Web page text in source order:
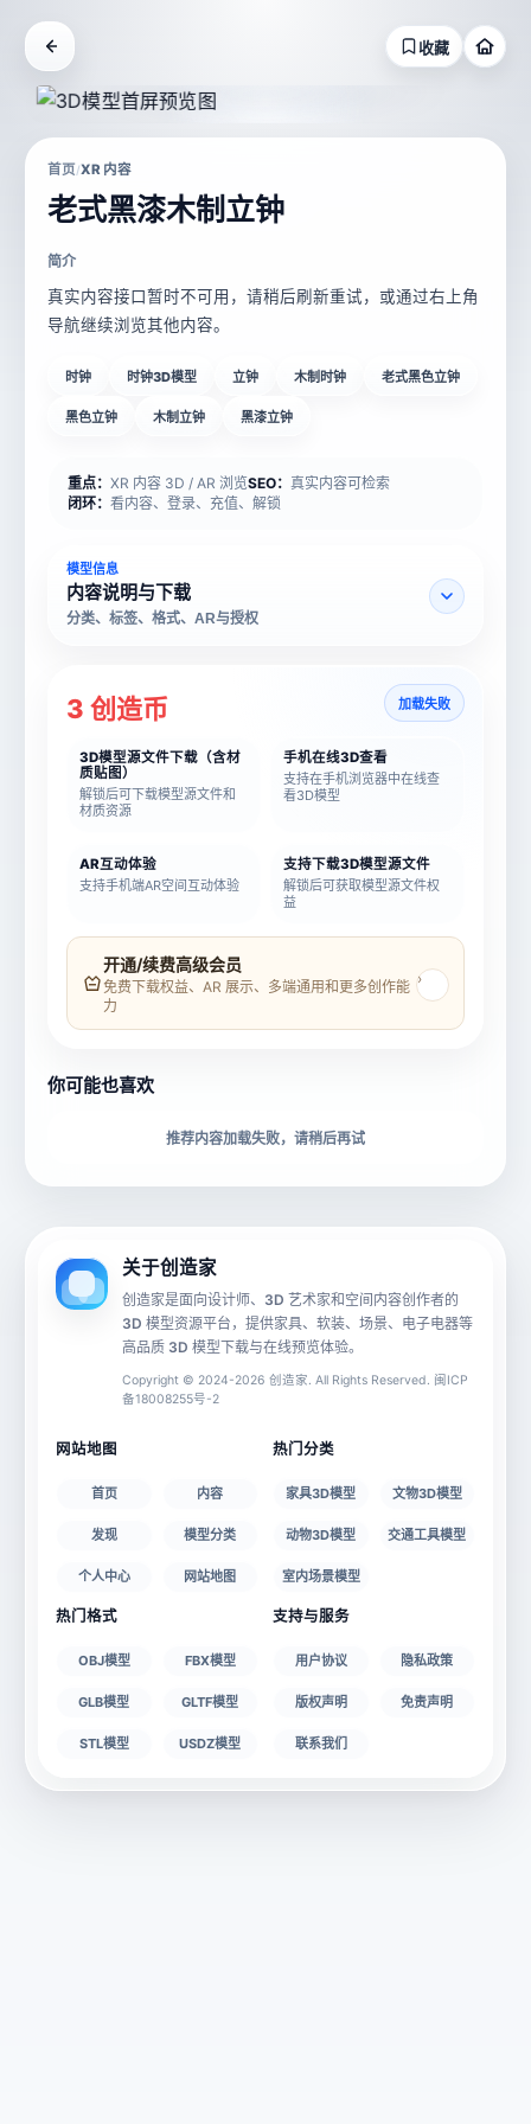
收藏
首页/XR 内容
老式黑漆木制立钟
简介
真实内容接口暂时不可用，请稍后刷新重试，或通过右上角
导航继续浏览其他内容。
时钟 时钟3D模型 立钟 木制时钟 老式黑色立钟
黑色立钟 木制立钟 黑漆立钟
重点： XR 内容 3D / AR 浏览SEO： 真实内容可检索
闭环： 看内容、登录、充值、解锁
模型信息
内容说明与下载
分类、标签、格式、AR与授权
模型名称
材质贴图
文件大小
3 创造币 加载失败
3D模型源文件下载（含材
质贴图）
解锁后可下载模型源文件和
材质资源
手机在线3D查看
支持在手机浏览器中在线查
看3D模型
AR互动体验
支持手机端AR空间互动体验
支持下载3D模型源文件
解锁后可获取模型源文件权
益
开通/续费高级会员
免费下载权益、AR 展示、多端通用和更多创作能
力
›
你可能也喜欢
推荐内容加载失败，请稍后再试
关于创造家
创造家是面向设计师、3D 艺术家和空间内容创作者的
3D 模型资源平台，提供家具、软装、场景、电子电器等
高品质 3D 模型下载与在线预览体验。
Copyright © 2024-2026 创造家. All Rights Reserved. 闽ICP
备18008255号-2
网站地图
首页 内容
发现 模型分类
个人中心 网站地图
热门分类
家具3D模型 文物3D模型
动物3D模型 交通工具模型
室内场景模型
热门格式
OBJ模型 FBX模型
GLB模型 GLTF模型
STL模型 USDZ模型
支持与服务
用户协议 隐私政策
版权声明 免责声明
联系我们